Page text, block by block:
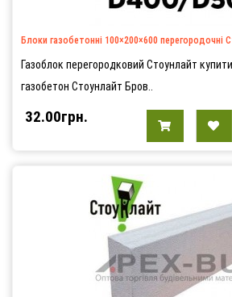
Блоки газобетонні 100×200×600 перегородочні
Газоблок перегородковий Стоунлайт
газобетон Стоунлайт Бров..
32.00грн.